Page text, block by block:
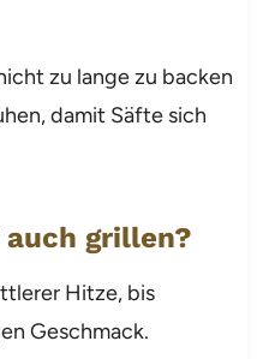
zu lange zu backen
damit Säfte sich
grillen?
Hitze, bis
Geschmack.